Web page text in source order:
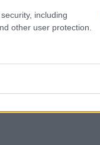
including
other user protection.
Role, ha
libro
da
Quali